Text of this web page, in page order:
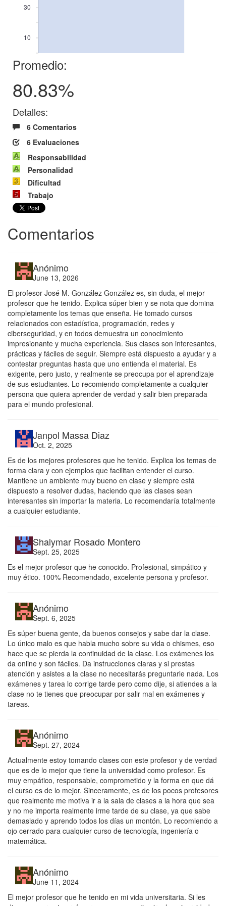
10
30
Promedio:
80.83%
Detalles:
6 Comentarios
6 Evaluaciones
Responsabilidad
Personalidad
Dificultad
Trabajo
Comentarios
Anónimo
June 13, 2026
El profesor José M. González González es, sin duda, el mejor
profesor que he tenido. Explica súper bien y se nota que domina
completamente los temas que enseña. He tomado cursos
relacionados con estadística, programación, redes y
ciberseguridad, y en todos demuestra un conocimiento
impresionante y mucha experiencia. Sus clases son interesantes,
prácticas y fáciles de seguir. Siempre está dispuesto a ayudar y a
contestar preguntas hasta que uno entienda el material. Es
exigente, pero justo, y realmente se preocupa por el aprendizaje
de sus estudiantes. Lo recomiendo completamente a cualquier
persona que quiera aprender de verdad y salir bien preparada
para el mundo profesional.
Janpol Massa Diaz
Oct. 2, 2025
Es de los mejores profesores que he tenido. Explica los temas de
forma clara y con ejemplos que facilitan entender el curso.
Mantiene un ambiente muy bueno en clase y siempre está
dispuesto a resolver dudas, haciendo que las clases sean
interesantes sin importar la materia. Lo recomendaría totalmente
a cualquier estudiante.
Shalymar Rosado Montero
Sept. 25, 2025
Es el mejor profesor que he conocido. Profesional, simpático y
muy ético. 100% Recomendado, excelente persona y profesor.
Anónimo
Sept. 6, 2025
Es súper buena gente, da buenos consejos y sabe dar la clase.
Lo único malo es que habla mucho sobre su vida o chismes, eso
hace que se pierda la continuidad de la clase. Los exámenes los
da online y son fáciles. Da instrucciones claras y si prestas
atención y asistes a la clase no necesitarás preguntarle nada. Los
exámenes y tarea lo corrige tarde pero como dije, si atiendes a la
clase no te tienes que preocupar por salir mal en exámenes y
tareas.
Anónimo
Sept. 27, 2024
Actualmente estoy tomando clases con este profesor y de verdad
que es de lo mejor que tiene la universidad como profesor. Es
muy empático, responsable, comprometido y la forma en que dá
el curso es de lo mejor. Sinceramente, es de los pocos profesores
que realmente me motiva ir a la sala de clases a la hora que sea
y no me importa realmente irme tarde de su clase, ya que sabe
demasiado y aprendo todos los días un montón. Lo recomiendo a
ojo cerrado para cualquier curso de tecnología, ingeniería o
matemática.
Anónimo
June 11, 2024
El mejor profesor que he tenido en mi vida universitaria. Si les